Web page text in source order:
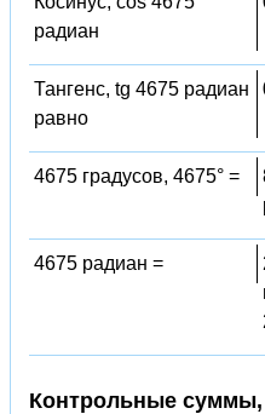
радиан
Тангенс, tg 4675 радиан
равно
4675 градусов, 4675° =
4675 радиан =
Контрольные